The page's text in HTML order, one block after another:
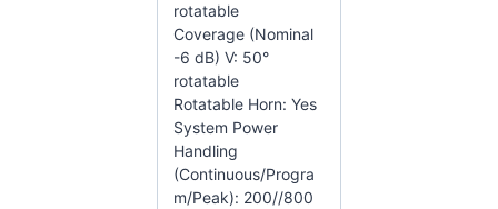
rotatable
Coverage (Nominal
-6 dB) V: 50°
rotatable
Rotatable Horn: Yes
System Power
Handling
(Continuous/Progra
m/Peak): 200//800